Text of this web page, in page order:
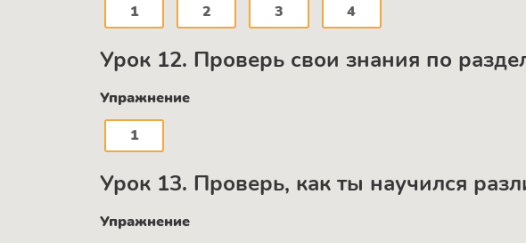
1
2 3 4
Урок 12. Проверь свои знания по
Упражнение
1
Урок 13. Проверь, как ты научился
Упражнение